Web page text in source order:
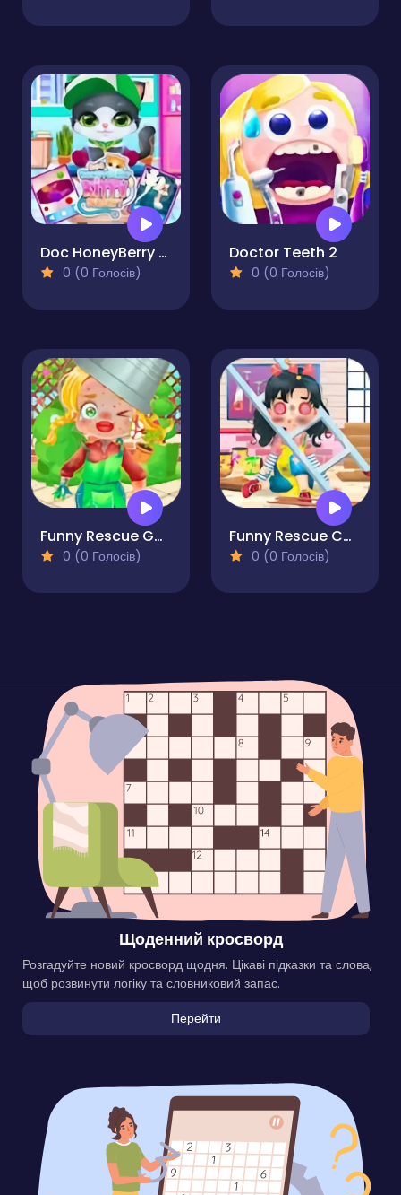
Doc HoneyBerry Kitty Surgery
0 (0 Голосів)
Doctor Teeth 2
0 (0 Голосів)
Funny Rescue Gardener
0 (0 Голосів)
Funny Rescue Carpenter
0 (0 Голосів)
Щоденний кросворд
Розгадуйте новий кросворд щодня. Цікаві підказки та слова,
щоб розвинути логіку та словниковий запас.
Перейти